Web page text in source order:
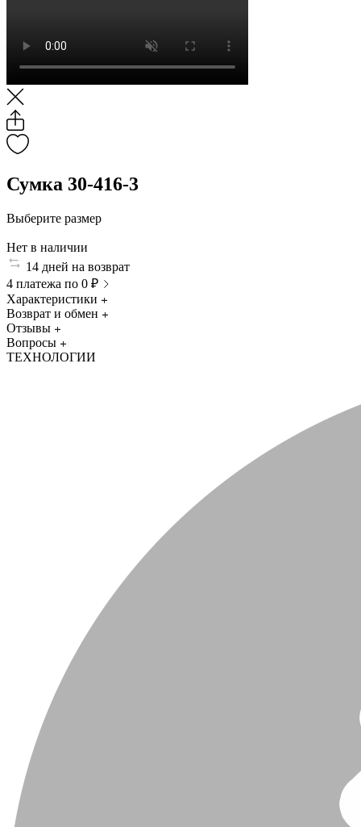
Сумка 30-416-3
Выберите размер
Нет в наличии
14 дней на возврат
4 платежа по 0 ₽
Характеристики
Возврат и обмен
Отзывы
Вопросы
ТЕХНОЛОГИИ